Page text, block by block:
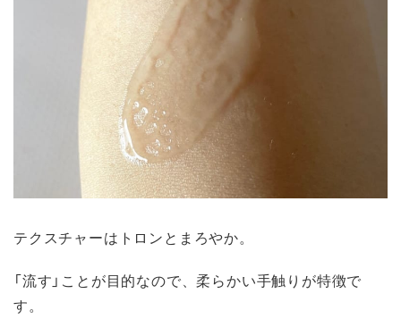
テクスチャーはトロンとまろやか。
「流す」ことが目的なので、柔らかい手触りが特徴で
す。